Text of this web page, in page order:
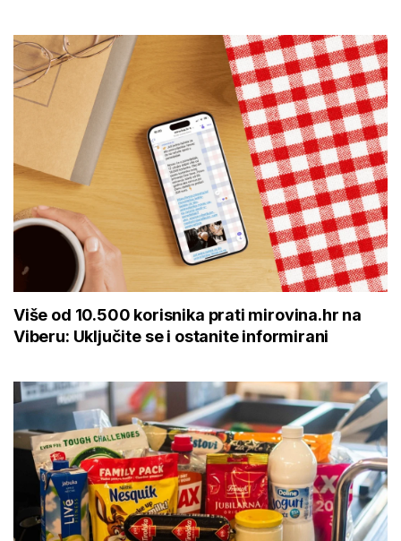
Više od 10.500 korisnika prati mirovina.hr na
Viberu: Uključite se i ostanite informirani